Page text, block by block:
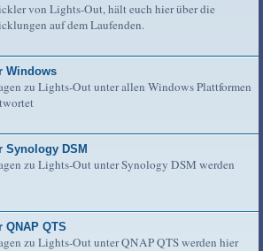
von Lights-Out, hält euch hier über die
auf dem Laufenden.
Windows
zu Lights-Out unter allen Windows Plattformen
Synology DSM
zu Lights-Out unter Synology DSM werden
QNAP QTS
zu Lights-Out unter QNAP QTS werden hier